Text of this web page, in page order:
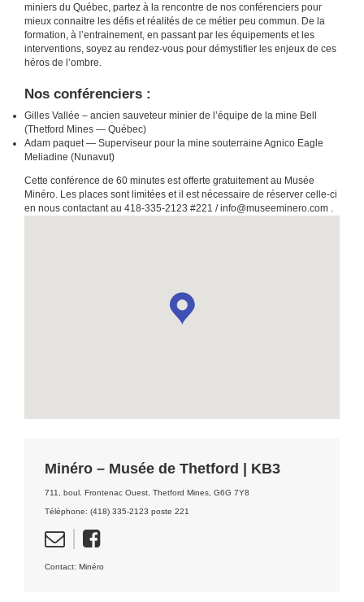
miniers du Québec, partez à la rencontre de nos conférenciers pour
mieux connaitre les défis et réalités de ce métier peu commun. De la
formation, à l’entrainement, en passant par les équipements et les
interventions, soyez au rendez-vous pour démystifier les enjeux de ces
héros de l’ombre.
Nos conférenciers :
Gilles Vallée – ancien sauveteur minier de l’équipe de la mine Bell
(Thetford Mines — Québec)
Adam paquet — Superviseur pour la mine souterraine Agnico Eagle
Meliadine (Nunavut)
Cette conférence de 60 minutes est offerte gratuitement au Musée
Minéro. Les places sont limitées et il est nécessaire de réserver celle-ci
en nous contactant au 418-335-2123 #221 / info@museeminero.com .
Minéro – Musée de Thetford | KB3
711, boul. Frontenac Ouest, Thetford Mines, G6G 7Y8
Téléphone: (418) 335-2123 poste 221
Contact: Minéro